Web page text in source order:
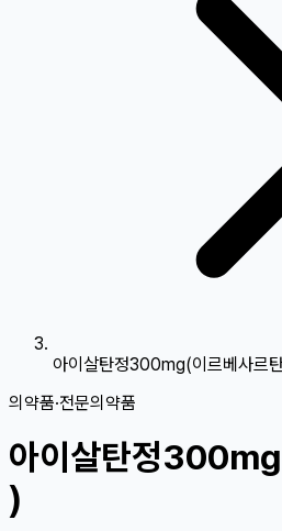
아이살탄정300mg(이르베사르
의약품·전문의약품
아이살탄정
)